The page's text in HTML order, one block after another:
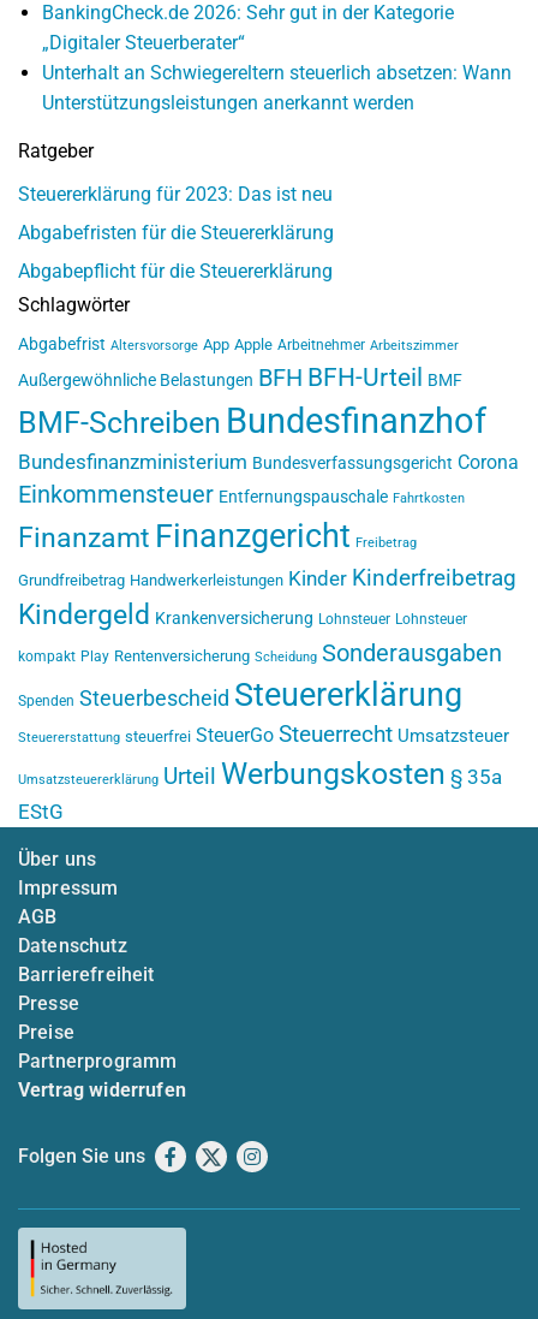
BankingCheck.de 2026: Sehr gut in der Kategorie
„Digitaler Steuerberater“
Unterhalt an Schwiegereltern steuerlich absetzen: Wann
Unterstützungsleistungen anerkannt werden
Ratgeber
Steuererklärung für 2023: Das ist neu
Abgabefristen für die Steuererklärung
Abgabepflicht für die Steuererklärung
Schlagwörter
Abgabefrist Altersvorsorge App Apple Arbeitnehmer Arbeitszimmer
Außergewöhnliche Belastungen BFH BFH-Urteil BMF
BMF-Schreiben Bundesfinanzhof
Bundesfinanzministerium Bundesverfassungsgericht Corona
Einkommensteuer Entfernungspauschale Fahrtkosten
Finanzamt Finanzgericht Freibetrag
Grundfreibetrag Handwerkerleistungen Kinder Kinderfreibetrag
Kindergeld Krankenversicherung Lohnsteuer Lohnsteuer
kompakt Play Rentenversicherung Scheidung Sonderausgaben
Spenden Steuerbescheid Steuererklärung
Steuererstattung steuerfrei SteuerGo Steuerrecht Umsatzsteuer
Umsatzsteuererklärung Urteil Werbungskosten § 35a
EStG
Über uns
Impressum
AGB
Datenschutz
Barrierefreiheit
Presse
Preise
Partnerprogramm
Vertrag widerrufen
Folgen Sie uns Facebook
X Instagram